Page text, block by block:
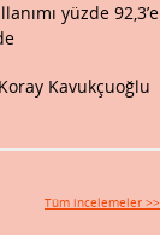
yüzde 92,3’e
Kavukçuoğlu
Tüm incelemeler >>